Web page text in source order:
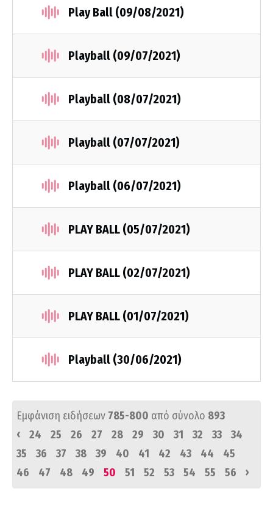
Play Ball (09/08/2021)
Playball (09/07/2021)
Playball (08/07/2021)
Playball (07/07/2021)
Playball (06/07/2021)
PLAY BALL (05/07/2021)
PLAY BALL (02/07/2021)
PLAY BALL (01/07/2021)
Playball (30/06/2021)
Εμφάνιση ειδήσεων 785-800 από σύνολο 893
‹
24 25 26 27 28 29 30 31 32 33
34
35
36 37 38 39 40 41 42 43 44
45
46
47 48 49 50 51 52 53 54 55 56 ›